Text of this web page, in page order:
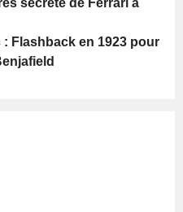
secrète de Ferrari à
: Flashback en 1923 pour